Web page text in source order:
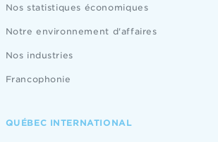
Nos statistiques économiques
Notre environnement d'affaires
Nos industries
Francophonie
QUÉBEC INTERNATIONAL